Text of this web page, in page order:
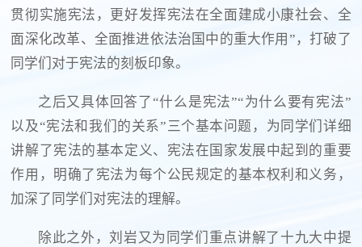
贯彻实施宪法，更好发挥宪法在全面建成小康社会、全
面深化改革、全面推进依法治国中的重大作用”，打破了
同学们对于宪法的刻板印象。
之后又具体回答了“什么是宪法”“为什么要有宪法”
以及“宪法和我们的关系”三个基本问题，为同学们详细
讲解了宪法的基本定义、宪法在国家发展中起到的重要
作用，明确了宪法为每个公民规定的基本权利和义务，
加深了同学们对宪法的理解。
除此之外，刘岩又为同学们重点讲解了十九大中提